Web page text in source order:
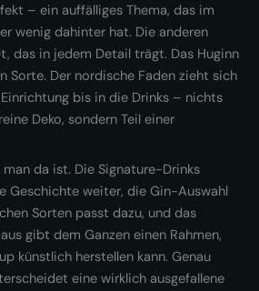
– ein auffälliges Thema, das im
wenig dahinter hat. Die anderen
das in jedem Detail trägt. Das Huginn
Sorte. Der nordische Faden zieht sich
bis in die Drinks – nichts
Deko, sondern Teil einer
da ist. Die Signature-Drinks
Geschichte weiter, die Gin-Auswahl
Sorten passt dazu, und das
gibt dem Ganzen einen Rahmen,
künstlich herstellen kann. Genau
eine wirklich ausgefallene